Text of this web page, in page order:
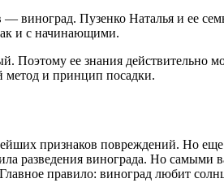
виноград. Пузенко Наталья и ее
и с начинающими.
ее знания действительно
метод и принцип посадки.
признаков повреждений. Но
разведения винограда. Но
правило: виноград любит